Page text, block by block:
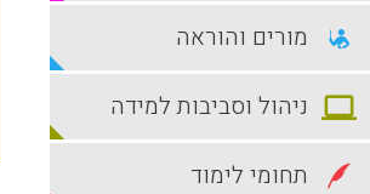
מורים והוראה
ניהול וסביבות למידה
תחומי לימוד